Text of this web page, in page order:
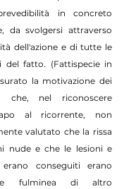
in concreto
da svolgersi attraverso
dell'azione e di tutte le
del fatto. (Fattispecie in
la motivazione dei
che, nel riconoscere
al ricorrente, non
valutato che la rissa
nude e che le lesioni e
conseguiti erano
fulminea di altro